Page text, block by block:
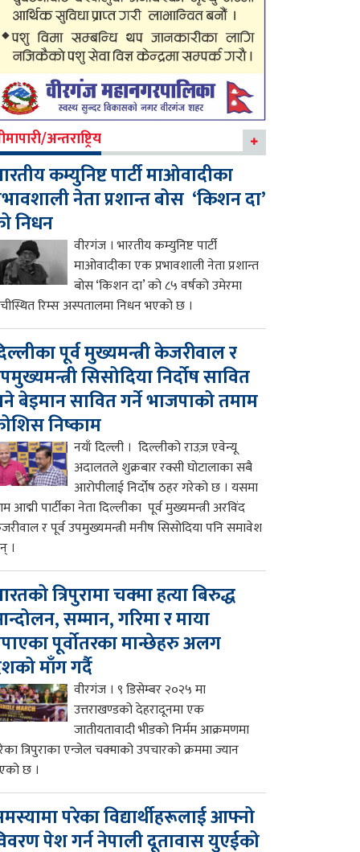
अन्तराष्ट्रिय
कम्युनिष्ट पार्टी माओवादीका
नेता प्रशान्त बोस ‘किशन दा’
निधन
वीरगंज । भारतीय कम्युनिष्ट पार्टी
माओवादीका एक प्रभावशाली नेता प्रशान्त
बोस ‘किशन दा’ को ८५ वर्षको उमेरमा
रिम्स अस्पतालमा निधन भएको छ ।
पूर्व मुख्यमन्त्री केजरीवाल र
सिसोदिया निर्दोष सावित
बेइमान सावित गर्ने भाजपाको तमाम
निष्काम
नयाँ दिल्ली । दिल्लीको राउज़ एवेन्यू
अदालतले शुक्रबार रक्सी घोटालाका सबै
आरोपीलाई निर्दोष ठहर गरेको छ । यसमा
आद्मी पार्टीका नेता दिल्लीका पूर्व मुख्यमन्त्री अरविंद
र पूर्व उपमुख्यमन्त्री मनीष सिसोदिया पनि समावेश
।
त्रिपुरामा चक्मा हत्या बिरुद्ध
सम्मान, गरिमा र माया
पूर्वोतरका मान्छेहरु अलग
माँग गर्दै
वीरगंज । ९ डिसेम्बर २०२५ मा
उत्तराखण्डको देहरादूनमा एक
जातीयतावादी भीडको निर्मम आक्रमणमा
त्रिपुराका एन्जेल चक्माको उपचारको क्रममा ज्यान
छ ।
परेका विद्यार्थीहरूलाई आफ्नो
पेश गर्न नेपाली दूतावास युएईको